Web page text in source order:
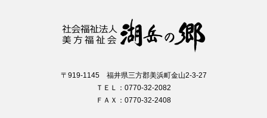
〒919-1145 福井県三方郡美浜町金山2-3-27
ＴＥＬ：0770-32-2082
ＦＡＸ：0770-32-2408